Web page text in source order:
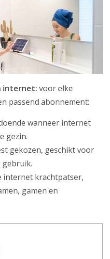
internet: voor elke
passend abonnement:
wanneer internet
gezin.
gekozen, geschikt voor
internet krachtpatser,
gamen en